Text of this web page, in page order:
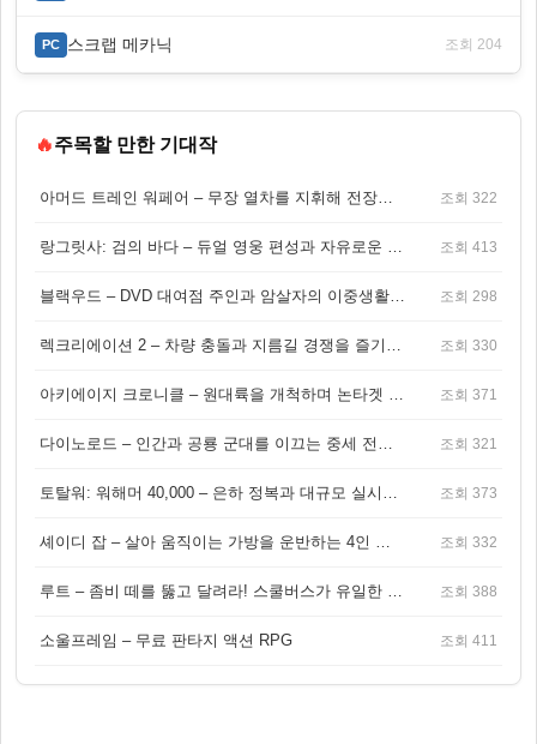
PC 스크랩 메카닉 조회 204
🔥주목할 만한 기대작
아머드 트레인 워페어 – 무장 열차를 지휘해 전장을 돌파하는 생존 전투 게임 조회 322
랑그릿사: 검의 바다 – 듀얼 영웅 편성과 자유로운 탐험을 결합한 판타지 전략 RPG 조회 413
블랙우드 – DVD 대여점 주인과 암살자의 이중생활을 그린 3인칭 액션 스릴러 게임 조회 298
렉크리에이션 2 – 차량 충돌과 지름길 경쟁을 즐기는 오픈월드 아케이드 레이싱 게임 조회 330
아키에이지 크로니클 – 원대륙을 개척하며 논타겟 전투를 즐기는 오픈월드 MMORPG 조회 371
다이노로드 – 인간과 공룡 군대를 이끄는 중세 전략 액션 RPG 조회 321
토탈워: 워해머 40,000 – 은하 정복과 대규모 실시간 전투가 결합된 전략 게임! 조회 373
셰이디 잡 – 살아 움직이는 가방을 운반하는 4인 협동 물리 어드벤처 게임 조회 332
루트 – 좀비 떼를 뚫고 달려라! 스쿨버스가 유일한 집이 되는 4인 협동 생존 게임 조회 388
소울프레임 – 무료 판타지 액션 RPG 조회 411